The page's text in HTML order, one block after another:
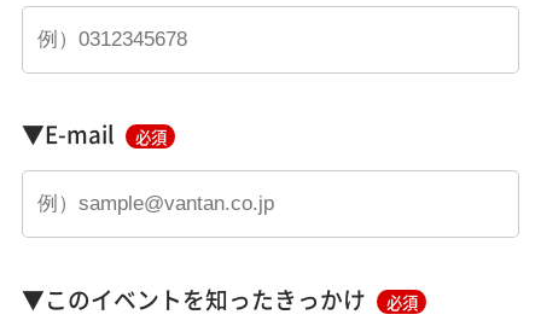
▼E-mail 必須
▼このイベントを知ったきっかけ 必須